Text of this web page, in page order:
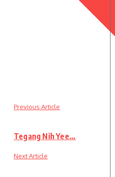
Previous Article
Tegang Nih Yee…
Next Article